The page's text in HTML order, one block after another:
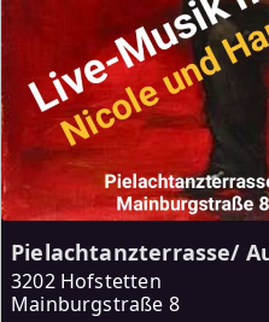
Pielachtanzterrasse/
3202 Hofstetten
Mainburgstraße 8